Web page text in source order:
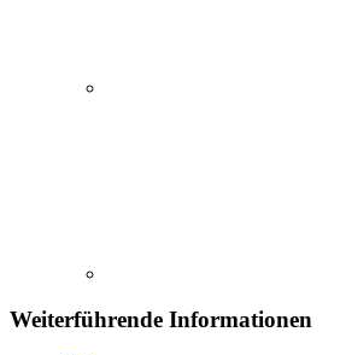
Weiterführende Informationen